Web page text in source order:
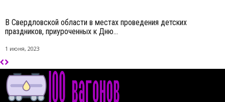
В Свердловской области в местах проведения детских
праздников, приуроченных к Дню...
1 июня, 2023